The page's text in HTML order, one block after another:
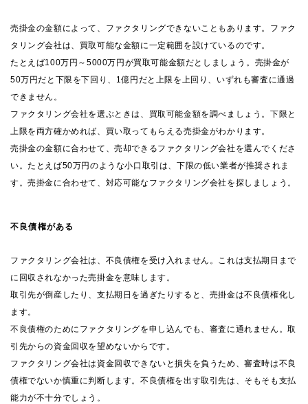
売掛金の金額によって、ファクタリングできないこともあります。ファク
タリング会社は、買取可能な金額に一定範囲を設けているのです。
たとえば100万円～5000万円が買取可能金額だとしましょう。売掛金が
50万円だと下限を下回り、1億円だと上限を上回り、いずれも審査に通過
できません。
ファクタリング会社を選ぶときは、買取可能金額を調べましょう。下限と
上限を両方確かめれば、買い取ってもらえる売掛金がわかります。
売掛金の金額に合わせて、売却できるファクタリング会社を選んでくださ
い。たとえば50万円のような小口取引は、下限の低い業者が推奨されま
す。売掛金に合わせて、対応可能なファクタリング会社を探しましょう。
不良債権がある
ファクタリング会社は、不良債権を受け入れません。これは支払期日まで
に回収されなかった売掛金を意味します。
取引先が倒産したり、支払期日を過ぎたりすると、売掛金は不良債権化し
ます。
不良債権のためにファクタリングを申し込んでも、審査に通れません。取
引先からの資金回収を望めないからです。
ファクタリング会社は資金回収できないと損失を負うため、審査時は不良
債権でないか慎重に判断します。不良債権を出す取引先は、そもそも支払
能力が不十分でしょう。